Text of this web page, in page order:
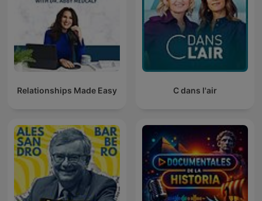
Relationships Made Easy C dans l'air